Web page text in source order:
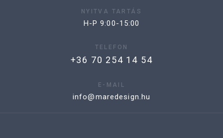
NYITVA TARTÁS
H-P 9:00-15:00
TELEFON
+36 70 254 14 54
E-MAIL
info@maredesign.hu